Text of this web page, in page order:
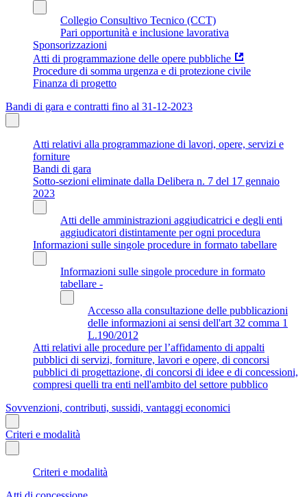
Collegio Consultivo Tecnico (CCT)
Pari opportunità e inclusione lavorativa
Sponsorizzazioni
Atti di programmazione delle opere pubbliche
Procedure di somma urgenza e di protezione civile
Finanza di progetto
Bandi di gara e contratti fino al 31-12-2023
Atti relativi alla programmazione di lavori, opere, servizi e
forniture
Bandi di gara
Sotto-sezioni eliminate dalla Delibera n. 7 del 17 gennaio
2023
Atti delle amministrazioni aggiudicatrici e degli enti
aggiudicatori distintamente per ogni procedura
Informazioni sulle singole procedure in formato tabellare
Informazioni sulle singole procedure in formato
tabellare -
Accesso alla consultazione delle pubblicazioni
delle informazioni ai sensi dell'art 32 comma 1
L.190/2012
Atti relativi alle procedure per l’affidamento di appalti
pubblici di servizi, forniture, lavori e opere, di concorsi
pubblici di progettazione, di concorsi di idee e di concessioni,
compresi quelli tra enti nell'ambito del settore pubblico
Sovvenzioni, contributi, sussidi, vantaggi economici
Criteri e modalità
Criteri e modalità